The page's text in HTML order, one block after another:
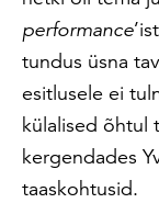
performance
tundus üsna
esitlusele ei
külalised õhtul
kergendades
taaskohtusid.